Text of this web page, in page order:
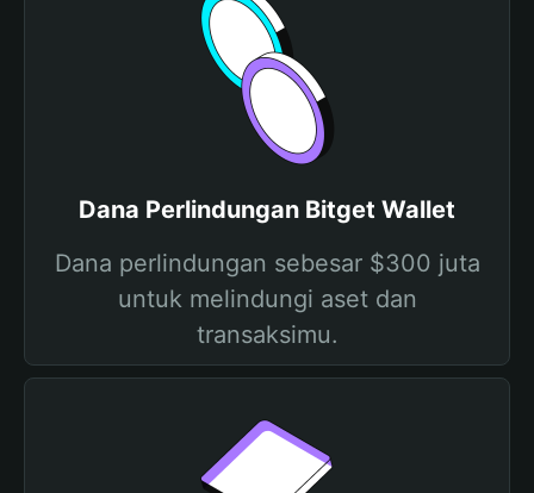
Dana Perlindungan Bitget Wallet
Dana perlindungan sebesar $300 juta
untuk melindungi aset dan
transaksimu.